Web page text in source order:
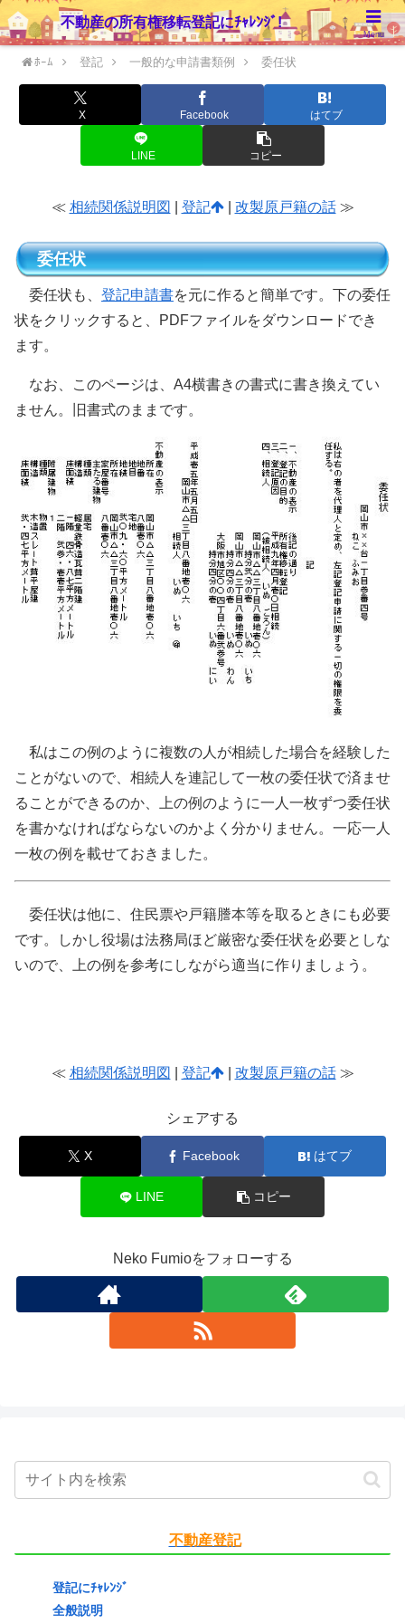
ﾎｰﾑ 登記 一般的な申請書類例 委任状
X Facebook はてブ
LINE コピー
≪ 相続関係説明図 登記 | 改製原戸籍の話≫
委任状
委任状も、 登記申請書を元に作ると簡単です。下の委任
状をクリックすると、PDFファイルをダウンロードでき
ます。
なお、このページは、A4横書きの書式に書き換えてい
ません。旧書式のままです。
私はこの例のように複数の人が相続した場合を経験した
ことがないので、相続人を連記して一枚の委任状で済ませ
ることができるのか、上の例のように一人一枚ずつ委任状
を書かなければならないのかよく分かりません。一応一人
一枚の例を載せておきました。
委任状は他に、住民票や戸籍謄本等を取るときにも必要
です。しかし役場は法務局ほど厳密な委任状を必要としな
いので、上の例を参考にしながら適当に作りましょう。
≪ 相続関係説明図 登記 | 改製原戸籍の話≫
シェアする
X Facebook はてブ
LINE コピー
Neko Fumioをフォローする
不動産登記
登記にﾁｬﾚﾝｼﾞ
全般説明
不動産の所有権移転登記にﾁｬﾚﾝｼﾞ!
Menu